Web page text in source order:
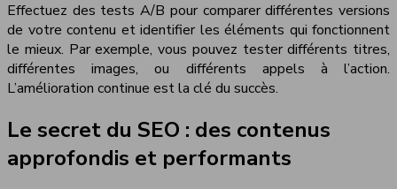
Effectuez des tests A/B pour comparer différentes versions
de votre contenu et identifier les éléments qui fonctionnent
le mieux. Par exemple, vous pouvez tester différents titres,
différentes images, ou différents appels à l’action.
L’amélioration continue est la clé du succès.
Le secret du SEO : des contenus
approfondis et performants